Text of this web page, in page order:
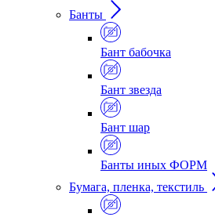
Банты
Бант бабочка
Бант звезда
Бант шар
Банты иных ФОРМ
Бумага, пленка, текстиль